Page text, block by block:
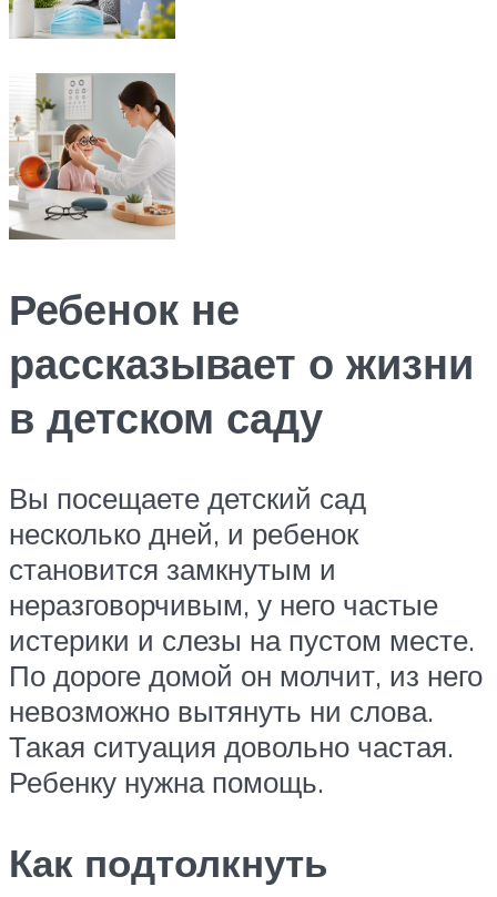
Ребенок не
рассказывает о жизни
в детском саду
Вы посещаете детский сад
несколько дней, и ребенок
становится замкнутым и
неразговорчивым, у него частые
истерики и слезы на пустом месте.
По дороге домой он молчит, из него
невозможно вытянуть ни слова.
Такая ситуация довольно частая.
Ребенку нужна помощь.
Как подтолкнуть